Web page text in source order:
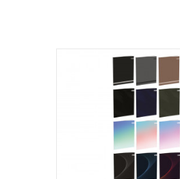
POŠALJI